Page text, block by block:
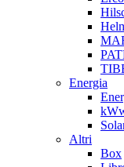
Energia
Altri
Box